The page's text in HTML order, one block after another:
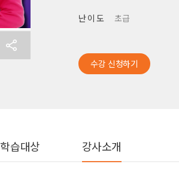
난 이 도 초급
수강 신청하기
학습대상 강사소개